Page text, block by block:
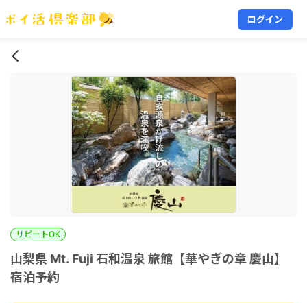
ログイン
リピートOK
山梨県 Mt. Fuji 石和温泉 旅館【華やぎの章 慶山】
宿泊予約